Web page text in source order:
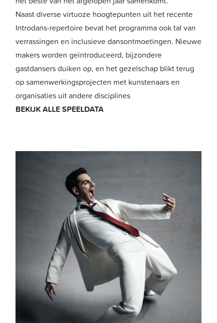
Naast diverse virtuoze hoogtepunten uit het recente
Introdans-repertoire bevat het programma ook tal van
verrassingen en inclusieve dansontmoetingen. Nieuwe
makers worden geïntroduceerd, bijzondere
gastdansers duiken op, en het gezelschap blikt terug
op samenwerkingsprojecten met kunstenaars en
organisaties uit andere disciplines
BEKIJK ALLE SPEELDATA